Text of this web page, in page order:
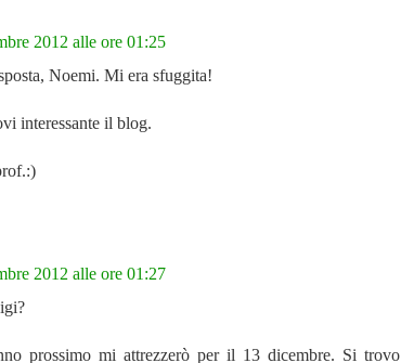
2012 alle ore 01:25
Noemi. Mi era sfuggita!
interessante il blog.
2012 alle ore 01:27
prossimo mi attrezzerò per il 13 dicembre. Si trovo